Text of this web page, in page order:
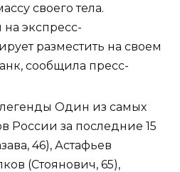
своего тела.
экспресс-
разместить на своем
сообщила пресс-
Один из самых
России за последние 15
46), Астафьев
(Стоянович, 65),